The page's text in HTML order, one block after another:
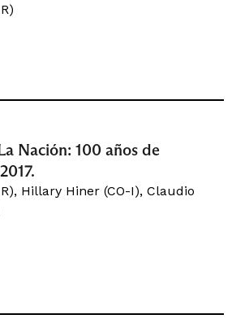
Nación: 100 años de
Hillary Hiner (CO-I), Claudio